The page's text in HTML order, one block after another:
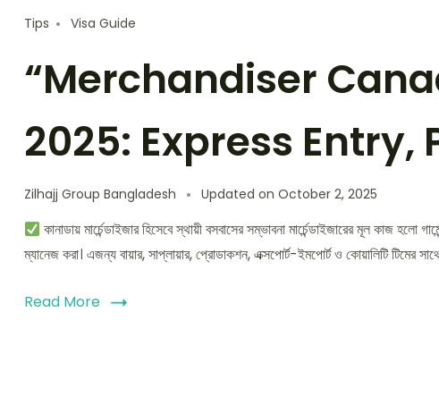
Tips Visa Guide
“Merchandiser
2025: Express Entry,
Zilhajj Group Bangladesh Updated on October 2, 2025
কানাডায় মার্চেন্ডাইজার হিসেবে স্থায়ী বসবাসের সম্ভাবনা মার্চেন্ডাইজারের মূল কাজ হলো
ম্যানেজ করা। এজন্য বায়ার, সাপ্লায়ার, প্রোডাকশন, এক্সপোর্ট-ইমপোর্ট ও কোয়ালিটি
Read More